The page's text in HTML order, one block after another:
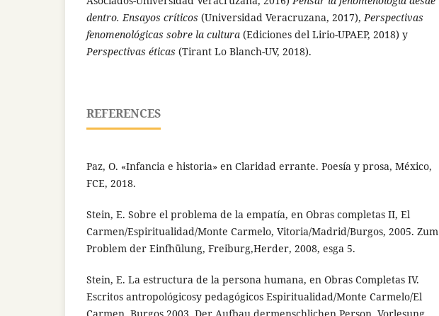
dentro. Ensayos críticos (Universidad Veracruzana, 2017),Perspectivas
fenomenológicas sobre la cultura (Ediciones del Lirio-UPAEP, 2018) y
Perspectivas éticas (Tirant Lo Blanch-UV, 2018).
REFERENCES
Paz, O. «Infancia e historia» en Claridad errante. Poesía y prosa, México,
FCE, 2018.
Stein, E. Sobre el problema de la empatía, en Obras completas II, El
Carmen/Espiritualidad/Monte Carmelo, Vitoria/Madrid/Burgos, 2005. Zum
Problem der Einfhülung, Freiburg,Herder, 2008, esga 5.
Stein, E. La estructura de la persona humana, en Obras Completas IV.
Escritos antropológicosy pedagógicos Espiritualidad/Monte Carmelo/El